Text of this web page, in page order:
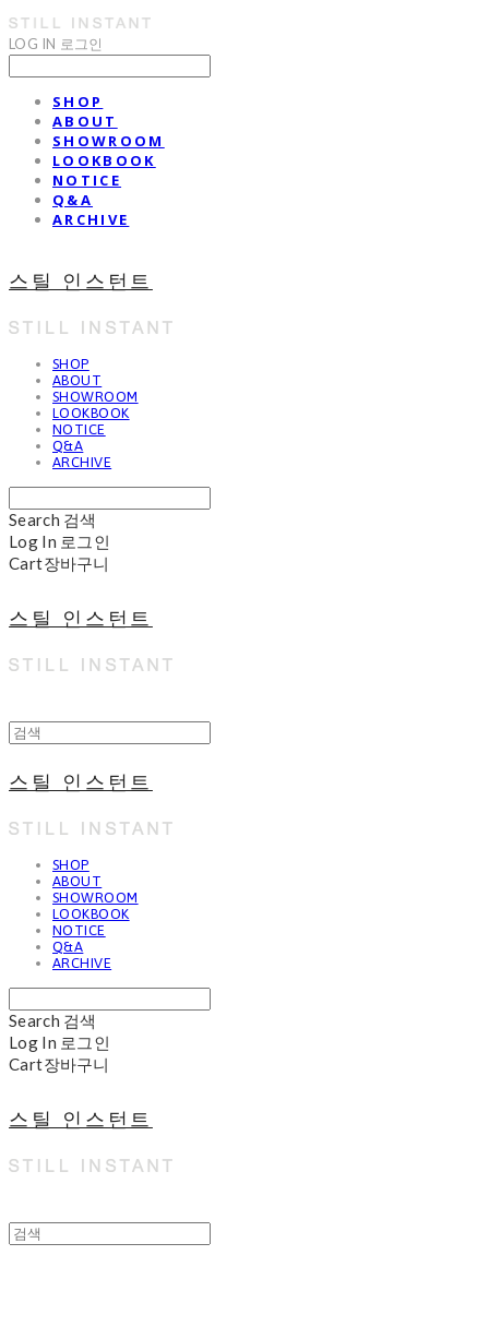
LOG IN 로그인
SHOP
ABOUT
SHOWROOM
LOOKBOOK
NOTICE
Q&A
ARCHIVE
스틸 인스턴트
SHOP
ABOUT
SHOWROOM
LOOKBOOK
NOTICE
Q&A
ARCHIVE
Search 검색
Log In 로그인
Cart장바구니
스틸 인스턴트
스틸 인스턴트
SHOP
ABOUT
SHOWROOM
LOOKBOOK
NOTICE
Q&A
ARCHIVE
Search 검색
Log In 로그인
Cart장바구니
스틸 인스턴트